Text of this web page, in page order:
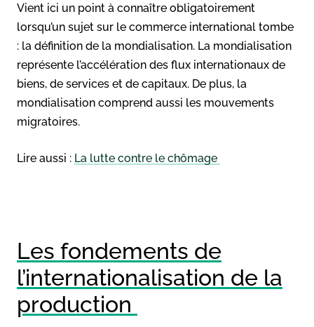
Vient ici un point à connaître obligatoirement
lorsqu’un sujet sur le commerce international tombe
: la définition de la mondialisation. La mondialisation
représente l’accélération des flux internationaux de
biens, de services et de capitaux. De plus, la
mondialisation comprend aussi les mouvements
migratoires.
Lire aussi : La lutte contre le chômage
Les fondements de
l’internationalisation de la
production